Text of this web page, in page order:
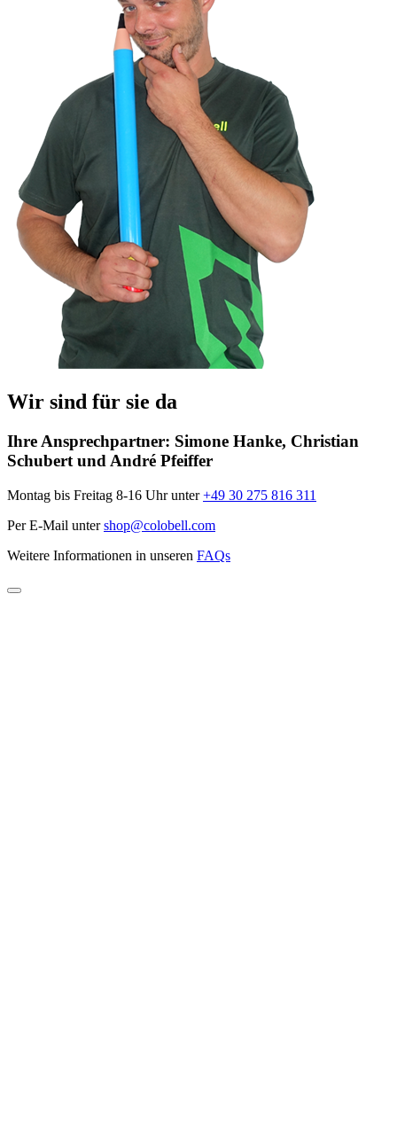
Wir sind für sie da
Ihre Ansprechpartner: Simone Hanke, Christian
Schubert und André Pfeiffer
Montag bis Freitag 8-16 Uhr unter+49 30 275 816 311
Per E-Mail untershop@colobell.com
Weitere Informationen in unseren FAQs